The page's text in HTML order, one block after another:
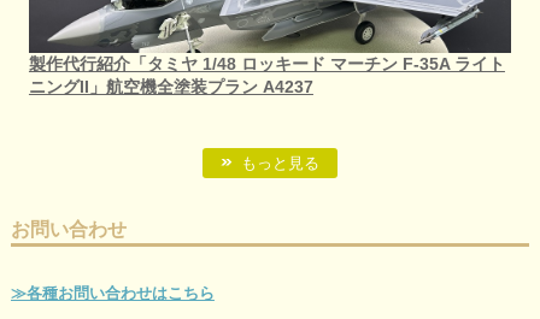
製作代行紹介「タミヤ 1/48 ロッキード マーチン F-35A ライト
ニングII」航空機全塗装プラン A4237
もっと見る
お問い合わせ
≫各種お問い合わせはこちら